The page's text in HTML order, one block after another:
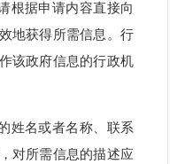
根据申请内容直接向
地获得所需信息。行
该政府信息的行政机
姓名或者名称、联系
对所需信息的描述应